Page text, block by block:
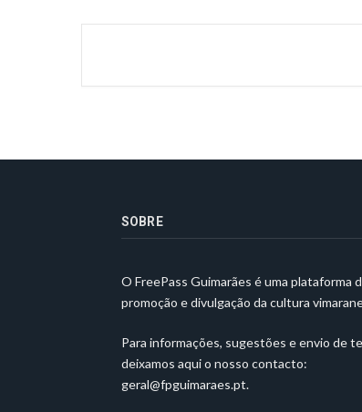
SOBRE
O FreePass Guimarães é uma plataforma
promoção e divulgação da cultura
Para informações, sugestões e envio de
deixamos aqui o nosso contacto:
geral@fpguimaraes.pt.